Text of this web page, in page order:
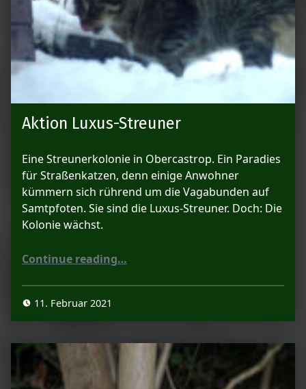
Aktion Luxus-Streuner
Eine Streunerkolonie in Obercastrop. Ein Paradies
für Straßenkatzen, denn einige Anwohner
kümmern sich rührend um die Vagabunden auf
Samtpfoten. Sie sind die Luxus-Streuner. Doch: Die
Kolonie wächst.
Continue reading…
11. Februar 2021